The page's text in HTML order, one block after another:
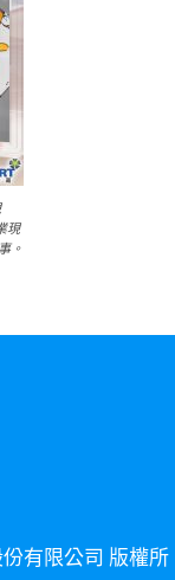
現
。
有限公司 版權所